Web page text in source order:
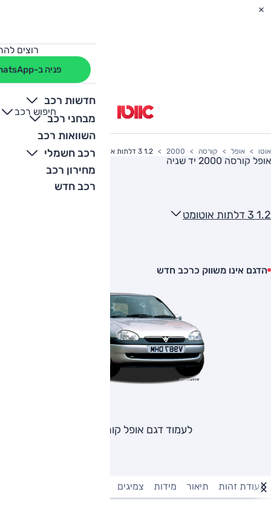
רוצים
פניה ב-WhatsApp
חדשות רכב
מבחני רכב
השוואות רכב
רכב חשמלי
מחירון רכב
רכב חדש
חיפוש רכב
+
-
אוטו אופל קורסה 2000 1.2 3 דלתות אוטומט
אופל קורסה 2000 יד שניה
1.2 3 דלתות אוטומט
הדגם אינו משווק כרכב חדש
לעמוד דגם אופל קורסה
תעודת זהות תיאור מידות צמיגים